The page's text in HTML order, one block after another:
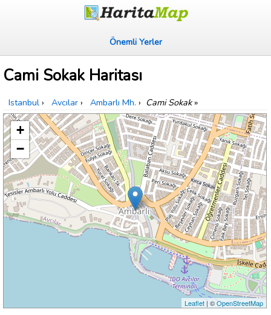
Önemli Yerler
Cami Sokak Haritası
Istanbul › Avcılar › Ambarlı Mh. › Cami Sokak»
+
−
Leaflet| ©OpenStreetMap